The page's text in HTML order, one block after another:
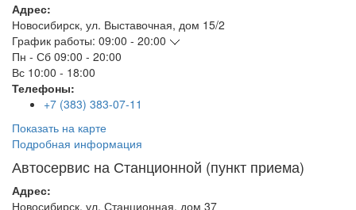
Адрес:
Новосибирск, ул. Выставочная, дом 15/2
График работы: 09:00 - 20:00
Пн - Сб 09:00 - 20:00
Вс 10:00 - 18:00
Телефоны:
+7 (383) 383-07-11
Показать на карте
Подробная информация
Автосервис на Станционной (пункт приема)
Адрес:
Новосибирск, ул. Станционная, дом 37